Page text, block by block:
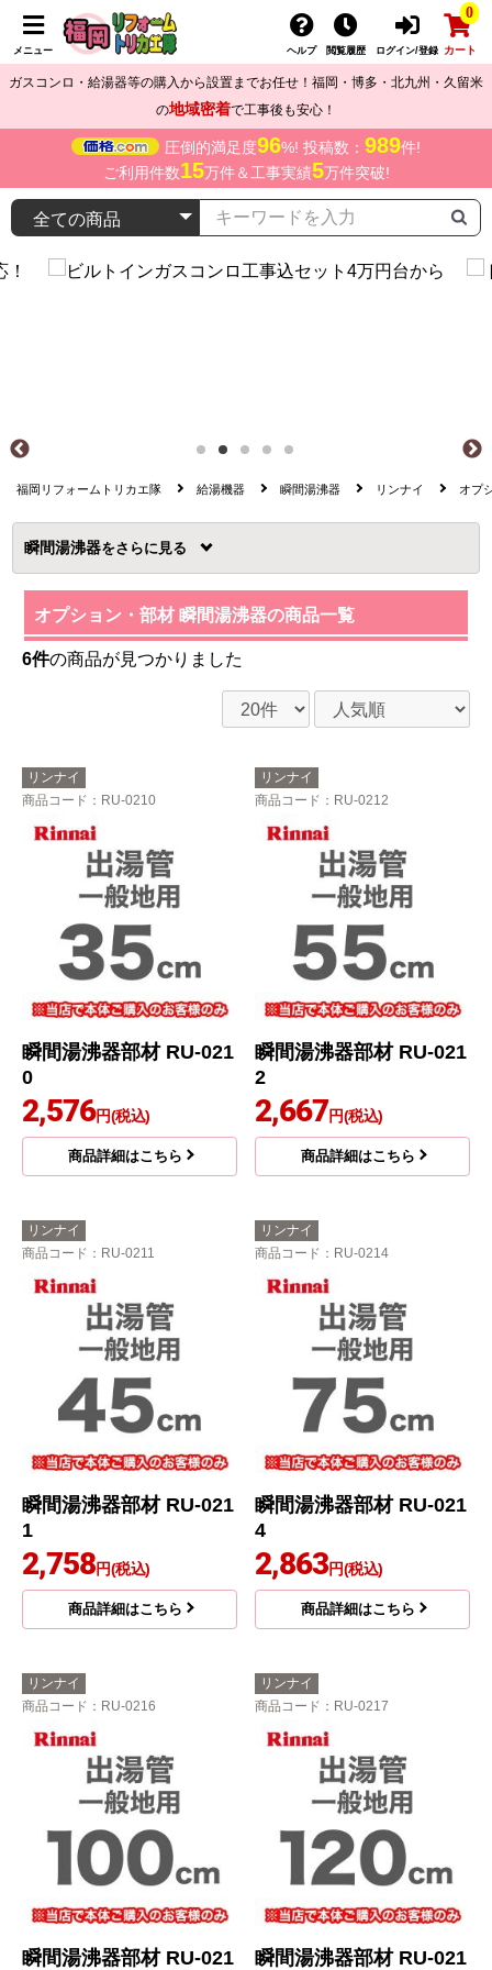
メニュー ヘルプ 閲覧履歴 ログイン/登録
0
カート
ガスコンロ・給湯器等の購入から設置までお任せ！福岡・博多・北九州・久留米
の地域密着で工事後も安心！
圧倒的満足度96%! 投稿数： 989件!
ご利用件数15万件＆工事実績5万件突破!
福岡リフォームトリカエ隊 給湯機器 瞬間湯沸器 リンナイ オプ
瞬間湯沸器を
オプション・部材 瞬間湯沸器の商品一覧
6件の商品が見つかりました
リンナイ
商品コード ：RU-0210
瞬間湯沸器部材 RU-021
0
2,576円(税込)
商品詳細はこちら
リンナイ
商品コード ：RU-0212
瞬間湯沸器部材 RU-021
2
2,667円(税込)
商品詳細はこちら
リンナイ
商品コード ：RU-0211
瞬間湯沸器部材 RU-021
1
2,758円(税込)
商品詳細はこちら
リンナイ
商品コード ：RU-0214
瞬間湯沸器部材 RU-021
4
2,863円(税込)
商品詳細はこちら
リンナイ
商品コード ：RU-0216
瞬間湯沸器部材 RU-021
リンナイ
商品コード ：RU-0217
瞬間湯沸器部材 RU-021